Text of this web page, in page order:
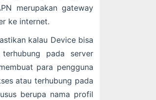
merupakan gateway
ke internet.
kalau Device bisa
pada server
para pengguna
atau terhubung pada
berupa nama profil